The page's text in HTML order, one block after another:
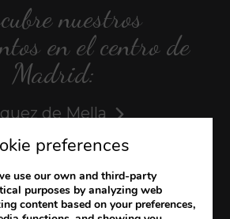
nuestros
en el centro de
Madrid:
de Mella
Veracruz
Banezana
preferences
use our own and third-party
purposes by analyzing web
content based on your preferences,